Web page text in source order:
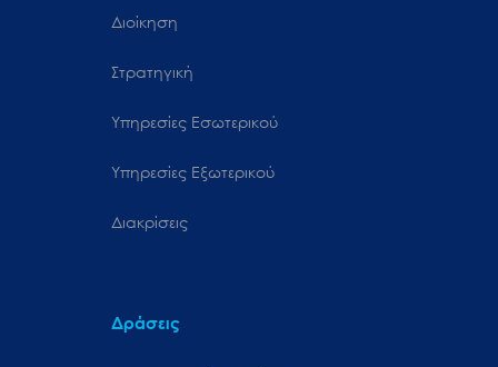
Διοίκηση
Στρατηγική
Υπηρεσίες Εσωτερικού
Υπηρεσίες Εξωτερικού
Διακρίσεις
Δράσεις